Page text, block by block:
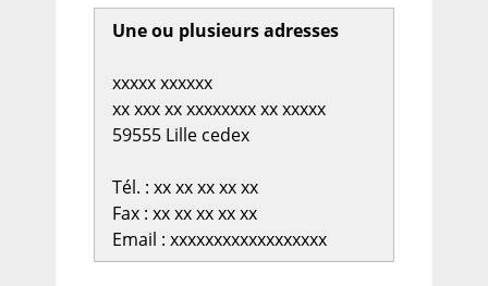
Une ou plusieurs adresses
xxxxx xxxxxx
xx xxx xx xxxxxxxx xx xxxxx
59555 Lille cedex
Tél. : xx xx xx xx xx
Fax : xx xx xx xx xx
Email : xxxxxxxxxxxxxxxxxx